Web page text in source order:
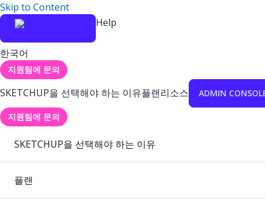
Skip to Content
Help
한국어
지원팀에 문의
SKETCHUP을 선택해야 하는 이유플랜리소스 ADMIN
지원팀에 문의
SKETCHUP을 선택해야 하는 이유
플랜